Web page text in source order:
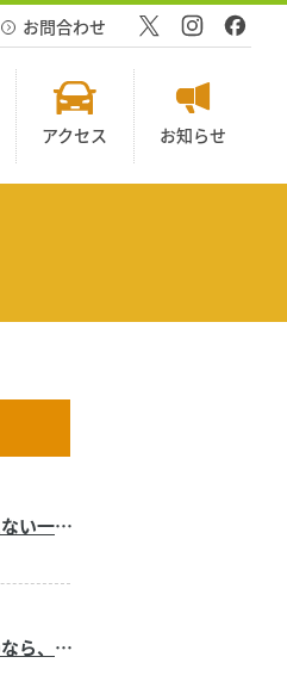
アクセス お知らせ
お問合わせ
ここでしか買えない一本。“杜の市場限定酒”が登場！
お酒の贈りものなら、みちのく酒紀行へ！